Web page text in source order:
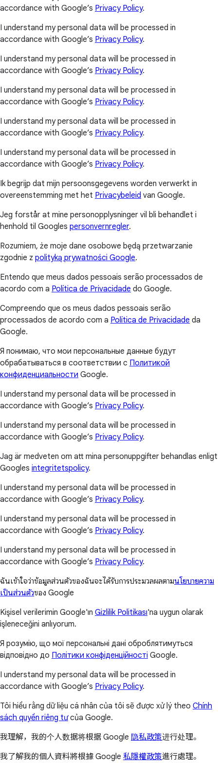
accordance with Google’s Privacy Policy.
I understand my personal data will be processed in
accordance with Google’s Privacy Policy.
I understand my personal data will be processed in
accordance with Google’s Privacy Policy.
I understand my personal data will be processed in
accordance with Google’s Privacy Policy.
I understand my personal data will be processed in
accordance with Google’s Privacy Policy.
I understand my personal data will be processed in
accordance with Google’s Privacy Policy.
Ik begrijp dat mijn persoonsgegevens worden verwerkt in
overeenstemming met het Privacybeleid van Google.
Jeg forstår at mine personopplysninger vil bli behandlet i
henhold til Googles personvernregler.
Rozumiem, że moje dane osobowe będą przetwarzanie
zgodnie z polityką prywatności Google.
Entendo que meus dados pessoais serão processados de
acordo com a Política de Privacidade do Google.
Compreendo que os meus dados pessoais serão
processados de acordo com a Política de Privacidade da
Google.
Я понимаю, что мои персональные данные будут
обрабатываться в соответствии с Политикой
конфиденциальности Google.
I understand my personal data will be processed in
accordance with Google’s Privacy Policy.
I understand my personal data will be processed in
accordance with Google’s Privacy Policy.
Jag är medveten om att mina personuppgifter behandlas enligt
Googles integritetspolicy.
I understand my personal data will be processed in
accordance with Google’s Privacy Policy.
I understand my personal data will be processed in
accordance with Google’s Privacy Policy.
I understand my personal data will be processed in
accordance with Google’s Privacy Policy.
ฉันเข้าใจว่าข้อมูลส่วนตัวของฉันจะได้รับการประมวลผลตามนโยบายความ
เป็นส่วนตัวของ Google
Kişisel verilerimin Google'ın Gizlilik Politikası'na uygun olarak
işleneceğini anlıyorum.
Я розумію, що мої персональні дані оброблятимуться
відповідно до Політики конфіденційності Google.
I understand my personal data will be processed in
accordance with Google’s Privacy Policy.
Tôi hiểu rằng dữ liệu cá nhân của tôi sẽ được xử lý theo Chính
sách quyền riêng tưcủa Google.
我理解，我的个人数据将根据 Google 隐私政策进行处理。
我了解我的個人資料將根據 Google 私隱權政策進行處理。